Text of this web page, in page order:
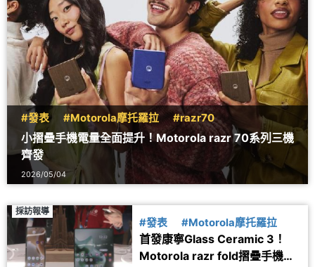
#發表 #Motorola摩托羅拉 #razr70
小摺疊手機電量全面提升！Motorola razr 70系列三機
齊發
2026/05/04
採訪報導
#發表 #Motorola摩托羅拉
首發康寧Glass Ceramic 3！
Motorola razr fold摺疊手機發